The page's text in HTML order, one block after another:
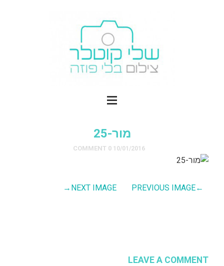
מור-25
10/01/2016
0 COMMENT
←
PREVIOUS IMAGE
NEXT IMAGE
→
LEAVE A COMMENT